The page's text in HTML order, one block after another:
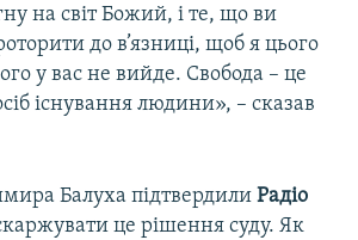
на світ Божий, і те, що ви
до в’язниці, щоб я цього
у вас не вийде. Свобода – це
існування людини», – сказав
Балуха підтвердили Радіо
це рішення суду. Як